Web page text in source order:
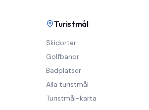
Turistmål
Skidorter
Golfbanor
Badplatser
Alla turistmål
Turistmål-karta